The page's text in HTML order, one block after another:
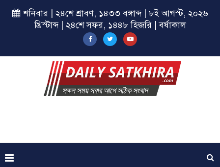
শনিবার | ২৪শে শ্রাবণ, ১৪৩৩ বঙ্গাব্দ | ৮ই আগস্ট, ২০২৬
খ্রিস্টাব্দ | ২৪শে সফর, ১৪৪৮ হিজরি | বর্ষাকাল